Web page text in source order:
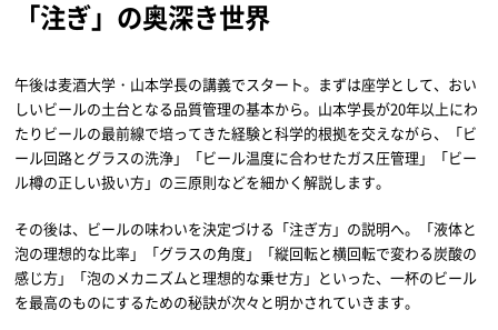
「注ぎ」の奥深き世界
午後は麦酒大学・山本学長の講義でスタート。まずは座学として、おい
しいビールの土台となる品質管理の基本から。山本学長が20年以上にわ
たりビールの最前線で培ってきた経験と科学的根拠を交えながら、「ビ
ール回路とグラスの洗浄」「ビール温度に合わせたガス圧管理」「ビー
ル樽の正しい扱い方」の三原則などを細かく解説します。
その後は、ビールの味わいを決定づける「注ぎ方」の説明へ。「液体と
泡の理想的な比率」「グラスの角度」「縦回転と横回転で変わる炭酸の
感じ方」「泡のメカニズムと理想的な乗せ方」といった、一杯のビール
を最高のものにするための秘訣が次々と明かされていきます。